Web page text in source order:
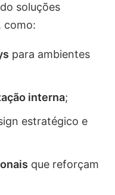
soluções
como:
para ambientes
interna;
estratégico e
que reforçam